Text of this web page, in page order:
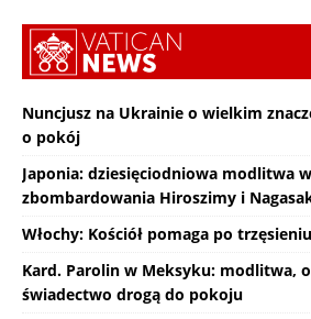
Nuncjusz na Ukrainie o wielkim
o pokój
Japonia: dziesięciodniowa modlitwa
zbombardowania Hiroszimy i
Włochy: Kościół pomaga po
Kard. Parolin w Meksyku: modlitwa,
świadectwo drogą do pokoju